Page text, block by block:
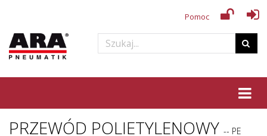
Pomoc
PRZEWÓD POLIETYLENOWY -- PE